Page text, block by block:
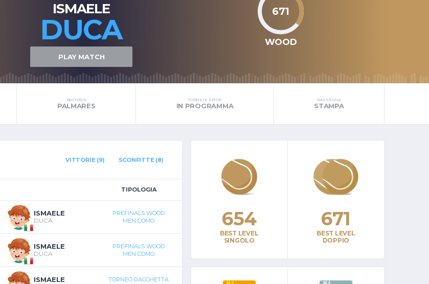
ISMAELE
DUCA
PLAY MATCH
671
WOOD
BACHECA
PALMARES
TORNEI E SFIDE
IN PROGRAMMA
RASSEGNA
STAMPA
VITTORIE (9) SCONFITTE (8)
TIPOLOGIA
ISMAELE
DUCA
PREFINALS WOOD
MEN COMO
ISMAELE
DUCA
PREFINALS WOOD
MEN COMO
ISMAELE
TORNEO RACCHETTA
654
BEST LEVEL
SINGOLO
671
BEST LEVEL
DOPPIO